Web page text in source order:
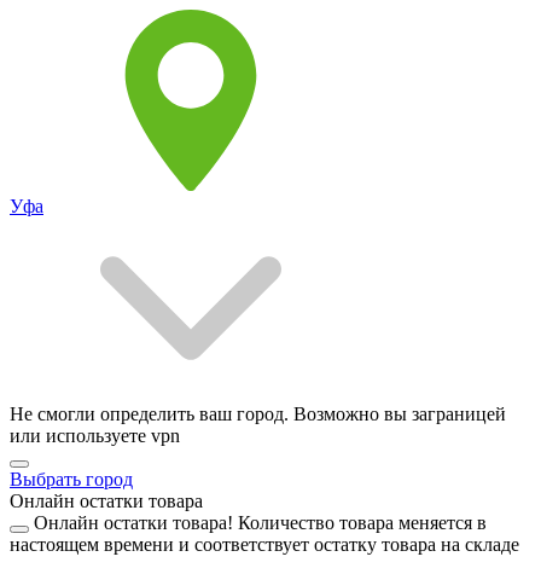
Уфа
Не смогли определить ваш город. Возможно вы заграницей
или используете vpn
Выбрать город
Онлайн остатки товара
Онлайн остатки товара! Количество товара меняется в
настоящем времени и соответствует остатку товара на складе